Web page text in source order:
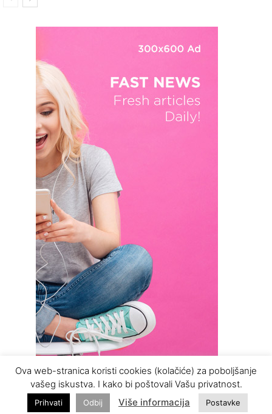
Ova web-stranica koristi cookies (kolačiće) za poboljšanje
vašeg iskustva. I kako bi poštovali Vašu privatnost.
Prihvati Odbij Više informacija Postavke